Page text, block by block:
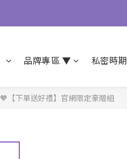
品牌專區 ▼ 私密時
🧡【下單送好禮】官網限定豪贈組